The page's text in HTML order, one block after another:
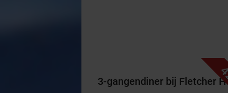
3-gangendiner bij Fletcher